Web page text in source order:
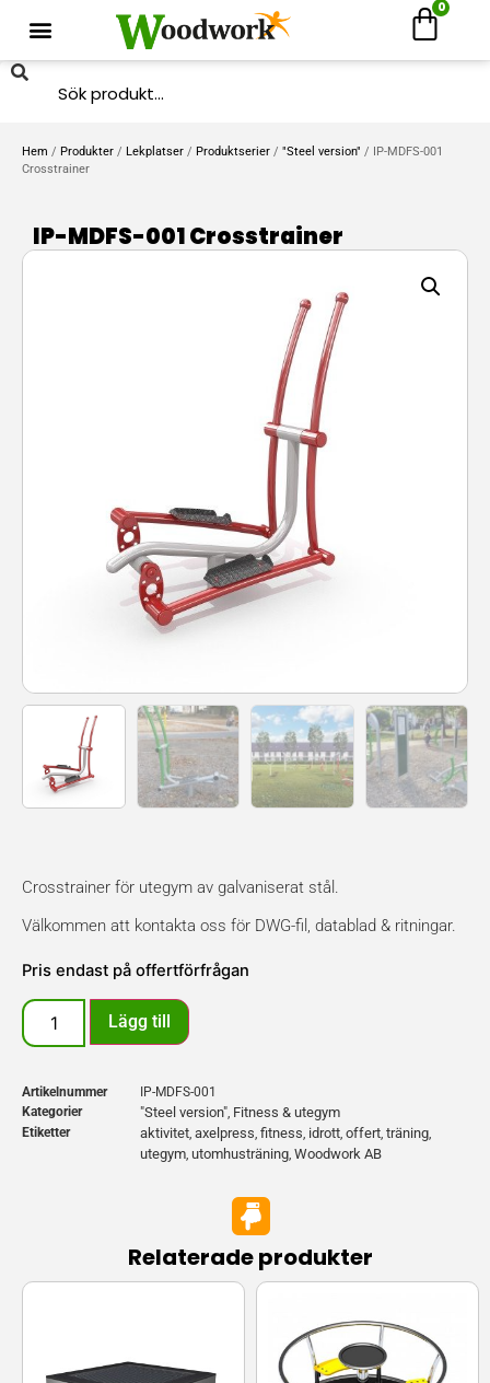
0
Hem / Produkter / Lekplatser / Produktserier / "Steel version" / IP-MDFS-001
Crosstrainer
IP-MDFS-001 Crosstrainer
Crosstrainer för utegym av galvaniserat stål.
Välkommen att kontakta oss för DWG-fil, datablad & ritningar.
Pris endast på offertförfrågan
Lägg till
Artikelnummer
IP-MDFS-001
Kategorier
"Steel version" Fitness & utegym
Etiketter aktivitet axelpress fitness idrott offert träning
utegym utomhusträning Woodwork AB
Relaterade produkter